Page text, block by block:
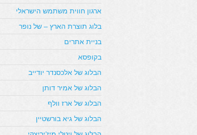
ארגון חווית משתמש הישראלי
בלוג תוצרת הארץ – של נופר
בניית אתרים
בקופסא
הבלוג של אלכסנדר יודייב
הבלוג של אמיר דותן
הבלוג של ארז וולף
הבלוג של גיא בורשטיין